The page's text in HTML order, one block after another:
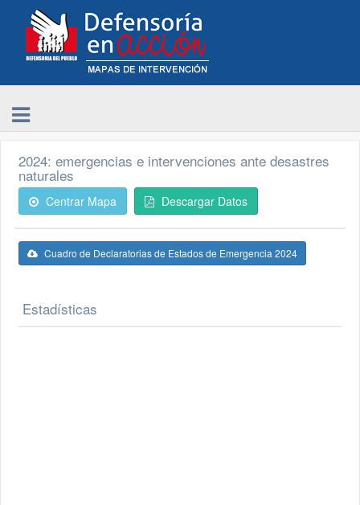
2024: emergencias e intervenciones ante desastres
naturales
Centrar Mapa Descargar Datos
Cuadro de Declaratorias de Estados de Emergencia 2024
Estadísticas